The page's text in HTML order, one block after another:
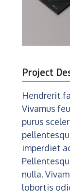
Project
Hendrerit
Vivamus
purus
imperdiet
nulla.
lobortis